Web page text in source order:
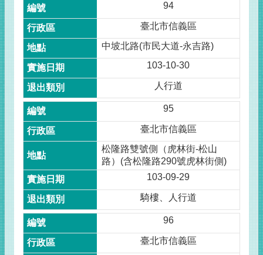
94
臺北市信義區
中坡北路(市民大道-永吉路)
103-10-30
人行道
95
臺北市信義區
松隆路雙號側（虎林街-松山
路）(含松隆路290號虎林街側)
103-09-29
騎樓、人行道
96
臺北市信義區